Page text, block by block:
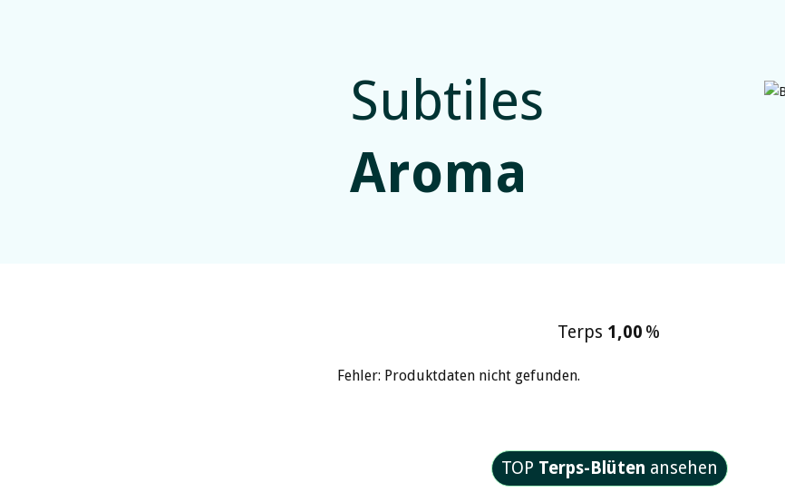
Subtiles
Aroma
Terps 1,00 %
Fehler: Produktdaten nicht gefunden.
TOP Terps-Blüten ansehen